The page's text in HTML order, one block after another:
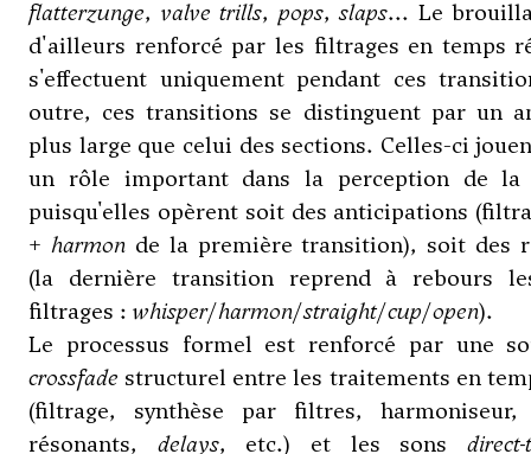
flatterzunge, valve trills, pops,slaps... Le
d'ailleurs renforcé par les filtrages en temps
s'effectuent uniquement pendant ces
outre, ces transitions se distinguent par un
plus large que celui des sections. Celles-ci
un rôle important dans la perception de la
puisqu'elles opèrent soit des anticipations
+ harmonde la première transition), soit des
(la dernière transition reprend à rebours
filtrages : whisper/harmon/straight/cup/open).
Le processus formel est renforcé par une
crossfade structurel entre les traitements en
(filtrage, synthèse par filtres,
résonants, delays, etc.) et les sons